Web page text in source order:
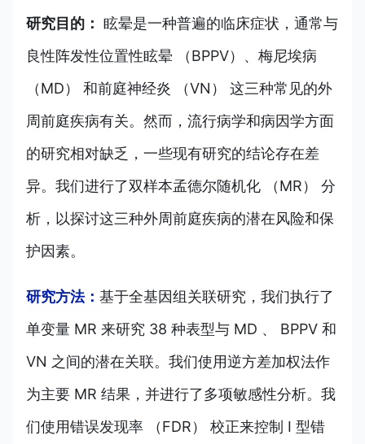
研究目的： 眩晕是一种普遍的临床症状，通常与
良性阵发性位置性眩晕 （BPPV）、梅尼埃病
（MD） 和前庭神经炎 （VN） 这三种常见的外
周前庭疾病有关。然而，流行病学和病因学方面
的研究相对缺乏，一些现有研究的结论存在差
异。我们进行了双样本孟德尔随机化 （MR） 分
析，以探讨这三种外周前庭疾病的潜在风险和保
护因素。
研究方法： 基于全基因组关联研究，我们执行了
单变量 MR 来研究 38 种表型与 MD 、 BPPV 和
VN 之间的潜在关联。我们使用逆方差加权法作
为主要 MR 结果，并进行了多项敏感性分析。我
们使用错误发现率 （FDR） 校正来控制 I 型错